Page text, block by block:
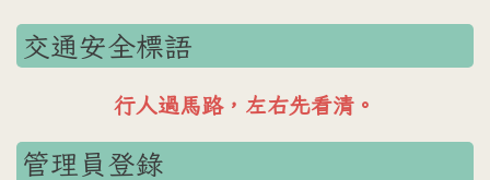
交通安全標語
車輛禮讓行人，行人安全過路。
管理員登錄